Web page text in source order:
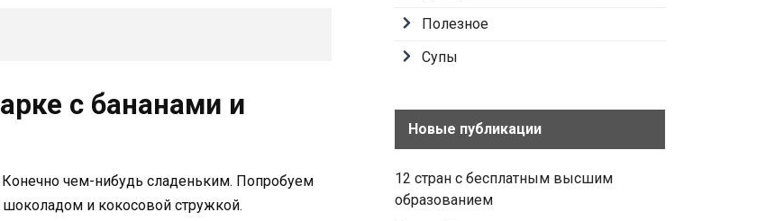
с бананами и
чем-нибудь сладеньким. Попробуем
и кокосовой стружкой.
Полезное
Супы
Новые публикации
12 стран с бесплатным высшим
образованием